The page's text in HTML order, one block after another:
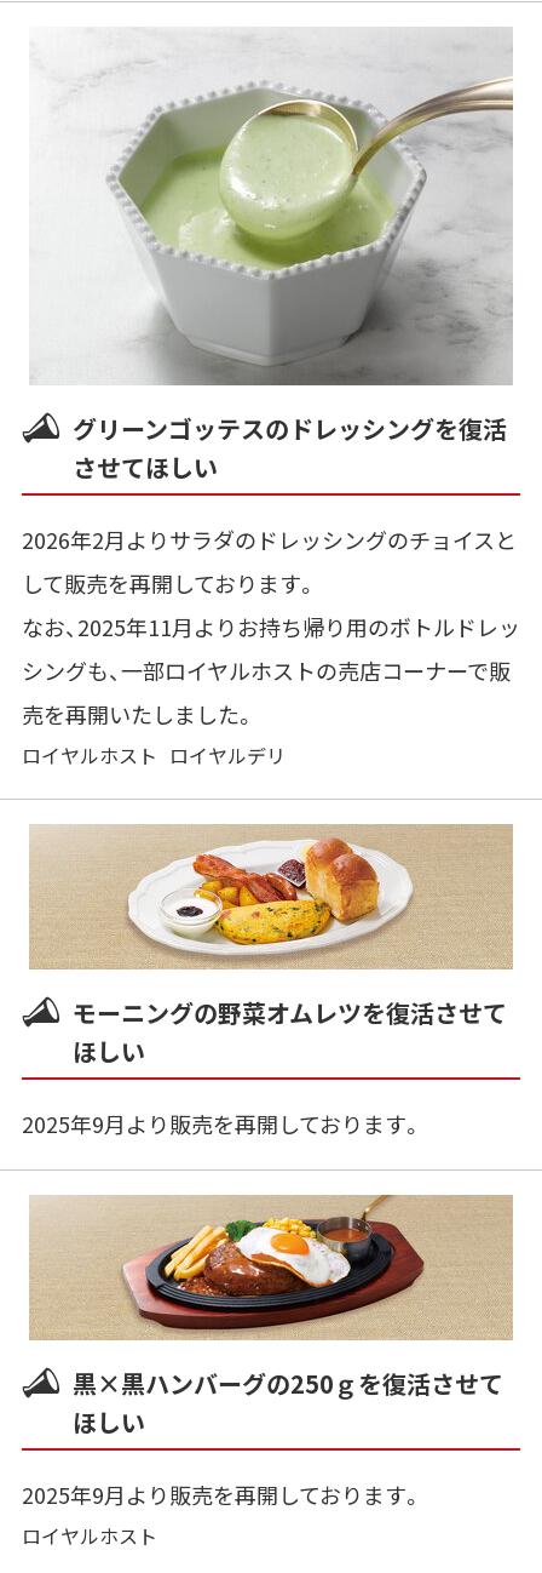
グリーンゴッテスのドレッシングを復活
させてほしい
2026年2月よりサラダのドレッシングのチョイスと
して販売を再開しております。
なお、2025年11月よりお持ち帰り用のボトルドレッ
シングも、一部ロイヤルホストの売店コーナーで販
売を再開いたしました。
ロイヤルホスト ロイヤルデリ
モーニングの野菜オムレツを復活させて
ほしい
2025年9月より販売を再開しております。
黒×黒ハンバーグの250ｇを復活させて
ほしい
2025年9月より販売を再開しております。
ロイヤルホスト